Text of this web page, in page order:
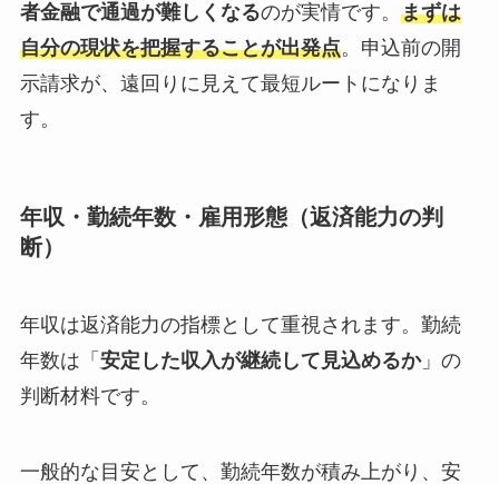
者金融で通過が難しくなるのが実情です。 まずは
自分の現状を把握することが出発点。申込前の開
示請求が、遠回りに見えて最短ルートになりま
す。
年収・勤続年数・雇用形態（返済能力の判
断）
年収は返済能力の指標として重視されます。勤続
年数は「 安定した収入が継続して見込めるか」の
判断材料です。
一般的な目安として、勤続年数が積み上がり、安